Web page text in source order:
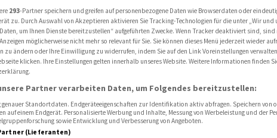
so viel Gewinn wie im Vorjahr
so
Vorjahr
293-Partner speichern und greifen auf personenbezogene Daten wie Browserdaten oder
zu. Durch Auswahl von Akzeptieren aktivieren Sie Tracking-Technologien für die unter „Wir und
um Ihnen Dienste bereitzustellen“ aufgeführten Zwecke. Wenn Tracker deaktiviert sind, sind
möglicherweise nicht mehr so relevant für Sie. Sie können dieses Menü jederzeit wieder
zu ändern oder Ihre Einwilligung zu widerrufen, indem Sie auf den Link Voreinstellungen
klicken. Ihre Einstellungen gelten innerhalb unseres Website. Weitere Informationen finden
Partner verarbeiten Daten, um Folgendes bereitzustellen:
genauer Standortdaten. Endgeräteeigenschaften zur Identifikation aktiv abfragen. Speichern von
auf einem Endgerät. Personalisierte Werbung und Inhalte, Messung von Werbeleistung und der
sowie Entwicklung und Verbesserung von Angeboten.
(Lieferanten)